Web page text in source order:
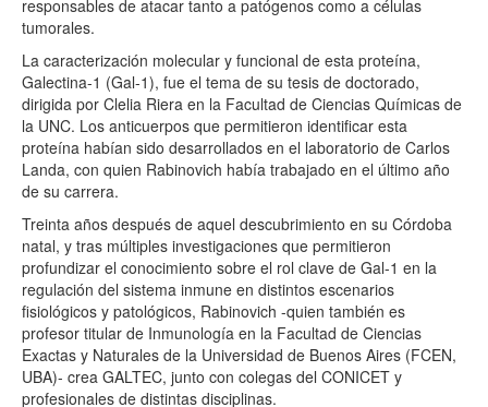
responsables de atacar tanto a patógenos como a células
tumorales.
La caracterización molecular y funcional de esta proteína,
Galectina-1 (Gal-1), fue el tema de su tesis de doctorado,
dirigida por Clelia Riera en la Facultad de Ciencias Químicas de
la UNC. Los anticuerpos que permitieron identificar esta
proteína habían sido desarrollados en el laboratorio de Carlos
Landa, con quien Rabinovich había trabajado en el último año
de su carrera.
Treinta años después de aquel descubrimiento en su Córdoba
natal, y tras múltiples investigaciones que permitieron
profundizar el conocimiento sobre el rol clave de Gal-1 en la
regulación del sistema inmune en distintos escenarios
fisiológicos y patológicos, Rabinovich -quien también es
profesor titular de Inmunología en la Facultad de Ciencias
Exactas y Naturales de la Universidad de Buenos Aires (FCEN,
UBA)- crea GALTEC, junto con colegas del CONICET y
profesionales de distintas disciplinas.